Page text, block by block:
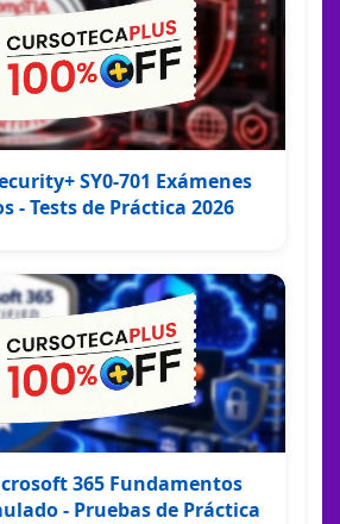
SY0-701 Exámenes
- Tests de Práctica 2026
365 Fundamentos
- Pruebas de Práctica